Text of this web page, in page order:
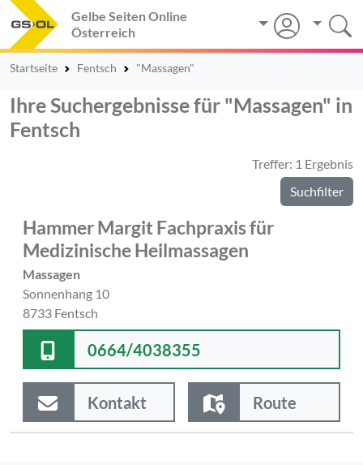
Gelbe Seiten Online
Österreich
Startseite Fentsch "Massagen"
Ihre Suchergebnisse für "Massagen" in
Fentsch
Treffer: 1 Ergebnis
Suchfilter
Hammer Margit Fachpraxis für
Medizinische Heilmassagen
Massagen
Sonnenhang 10
8733 Fentsch
0664/4038355
Kontakt Route